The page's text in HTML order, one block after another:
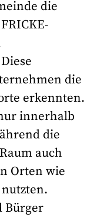
die
die
erkennten.
innerhalb
die
auch
Orten wie
Bürger